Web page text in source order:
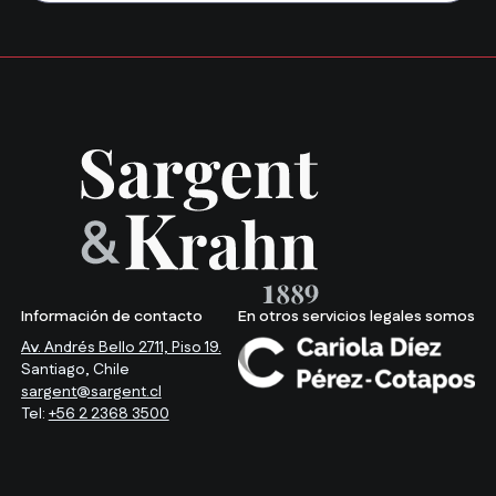
Información de contacto
Av. Andrés Bello 2711, Piso 19.
Santiago, Chile
sargent@sargent.cl
Tel:+56 2 2368 3500
En otros servicios legales somos